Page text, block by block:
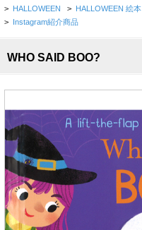
> HALLOWEEN > HALLOWEEN 絵本
> Instagram紹介商品
WHO SAID BOO?